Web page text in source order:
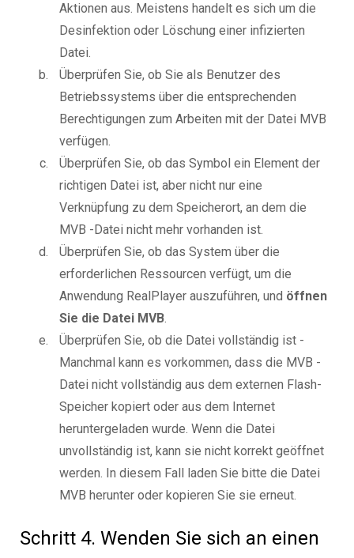
Aktionen aus. Meistens handelt es sich um die
Desinfektion oder Löschung einer infizierten
Datei.
Überprüfen Sie, ob Sie als Benutzer des
Betriebssystems über die entsprechenden
Berechtigungen zum Arbeiten mit der Datei MVB
verfügen.
Überprüfen Sie, ob das Symbol ein Element der
richtigen Datei ist, aber nicht nur eine
Verknüpfung zu dem Speicherort, an dem die
MVB -Datei nicht mehr vorhanden ist.
Überprüfen Sie, ob das System über die
erforderlichen Ressourcen verfügt, um die
Anwendung RealPlayer auszuführen, und öffnen
Sie die Datei MVB.
Überprüfen Sie, ob die Datei vollständig ist -
Manchmal kann es vorkommen, dass die MVB -
Datei nicht vollständig aus dem externen Flash-
Speicher kopiert oder aus dem Internet
heruntergeladen wurde. Wenn die Datei
unvollständig ist, kann sie nicht korrekt geöffnet
werden. In diesem Fall laden Sie bitte die Datei
MVB herunter oder kopieren Sie sie erneut.
Schritt 4. Wenden Sie sich an einen